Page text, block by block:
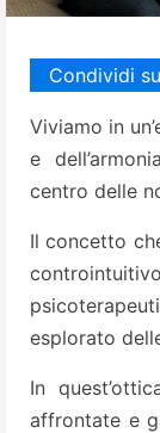
Condividi
Viviamo in
e
centro delle
Il concetto
esplorato
In
affrontate e